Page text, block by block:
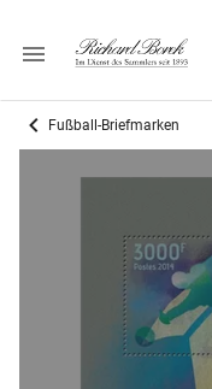
Fußball-Briefmarken